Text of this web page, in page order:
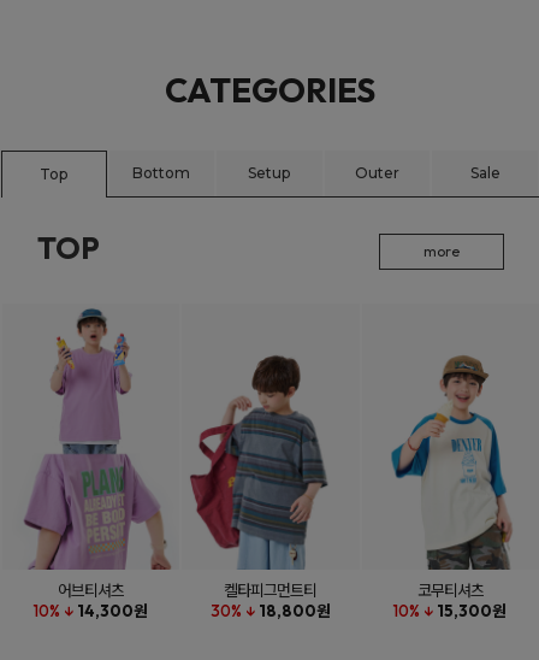
CATEGORIES
Top Bottom Setup Outer Sale
TOP more
어브티셔츠
10% ↓ 14,300원
켈타피그먼트티
30% ↓ 18,800원
코무티셔츠
10% ↓ 15,300원